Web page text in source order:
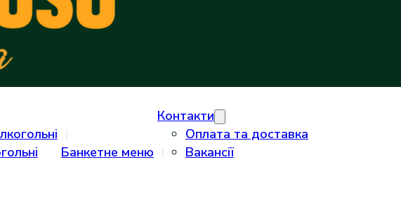
Банкетне меню
Контакти
Оплата та доставка
Вакансії